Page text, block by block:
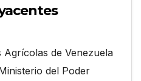
Agrícolas de Venezuela
del Poder